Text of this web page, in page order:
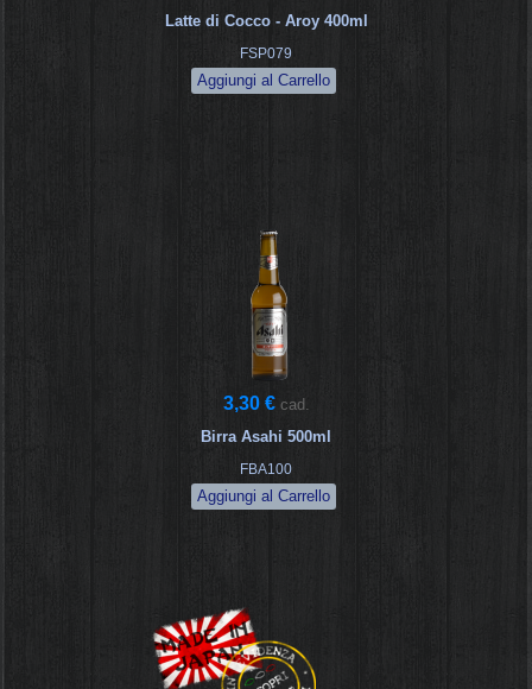
Latte di Cocco - Aroy 400ml
FSP079
3,30 € cad.
Birra Asahi 500ml
FBA100